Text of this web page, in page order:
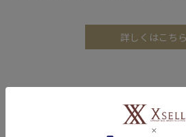
詳しくはこちら
※再入荷のお知らせについて
入荷お知らせメールを申し込み